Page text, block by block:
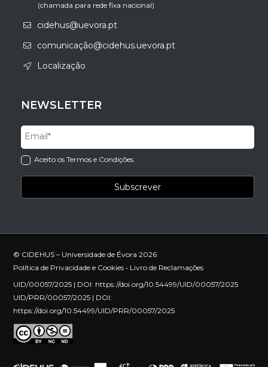
(chamada para rede fixa nacional)
cidehus@uevora.pt
comunicação@cidehus.uevora.pt
Localização
NEWSLETTER
Aceito os Termos e Condições.
© CIDEHUS – Universidade de Évora 2026
Política de Privacidade e Cookies • Livro de Reclamações
UID/00057/2025 | DOI: https://doi.org/10.54499/UID/00057/2025
UID/PRR/00057/2025 | DOI:
https://doi.org/10.54499/UID/PRR/00057/2025